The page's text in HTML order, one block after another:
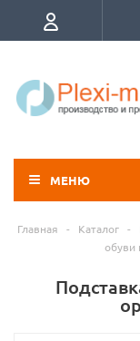
МЕНЮ
Главная - Каталог -
обуви